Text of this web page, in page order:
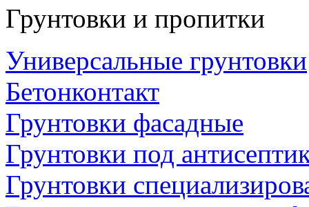
Грунтовки и пропитки
Универсальные грунтовки
Бетонконтакт
Грунтовки фасадные
Грунтовки под
Грунтовки